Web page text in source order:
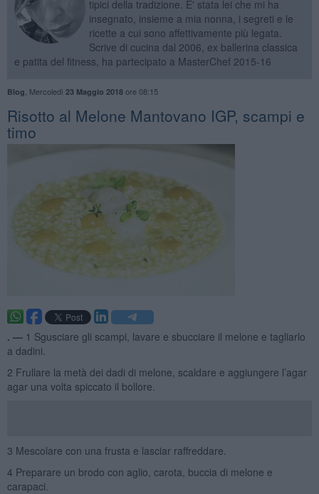
tipici della tradizione. E' stata lei che mi ha
insegnato, insieme a mia nonna, i segreti e le
ricette a cui sono affettivamente più legata.
Scrive di cucina dal 2006, ex ballerina classica
e patita del fitness, ha partecipato a MasterChef 2015-16
Blog Mercoledì 23 Maggio 2018ore 08:15
Risotto al Melone Mantovano IGP, scampi e
timo
. — 1 Sgusciare gli scampi, lavare e sbucciare il melone e tagliarlo
a dadini.
2 Frullare la metà dei dadi di melone, scaldare e aggiungere l’agar
agar una volta spiccato il bollore.
3 Mescolare con una frusta e lasciar raffreddare.
4 Preparare un brodo con aglio, carota, buccia di melone e
carapaci.